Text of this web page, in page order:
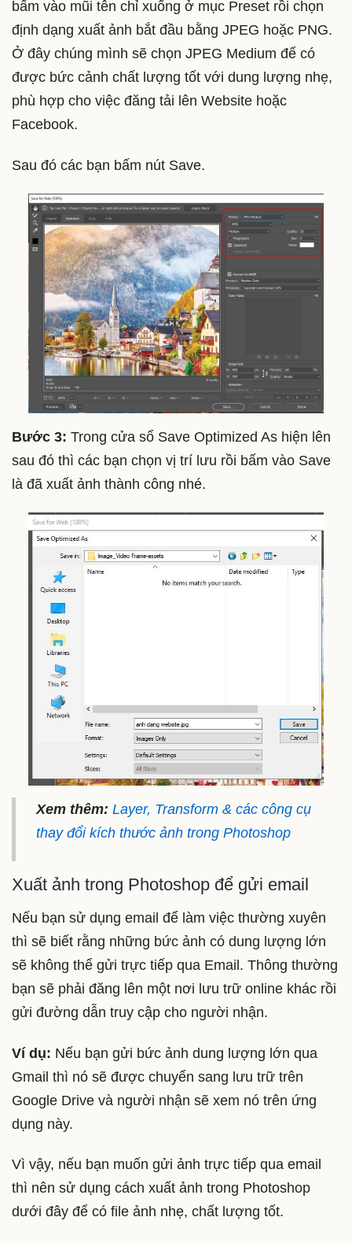
bấm vào mũi tên chỉ xuống ở mục Preset rồi chọn
định dạng xuất ảnh bắt đầu bằng JPEG hoặc PNG.
Ở đây chúng mình sẽ chọn JPEG Medium để có
được bức cảnh chất lượng tốt với dung lượng nhẹ,
phù hợp cho việc đăng tải lên Website hoặc
Facebook.
Sau đó các bạn bấm nút Save.
Bước 3: Trong cửa sổ Save Optimized As hiện lên
sau đó thì các bạn chọn vị trí lưu rồi bấm vào Save
là đã xuất ảnh thành công nhé.
Xem thêm: Layer, Transform & các công cụ
thay đổi kích thước ảnh trong Photoshop
Xuất ảnh trong Photoshop để gửi email
Nếu bạn sử dụng email để làm việc thường xuyên
thì sẽ biết rằng những bức ảnh có dung lượng lớn
sẽ không thể gửi trực tiếp qua Email. Thông thường
bạn sẽ phải đăng lên một nơi lưu trữ online khác rồi
gửi đường dẫn truy cập cho người nhận.
Ví dụ: Nếu bạn gửi bức ảnh dung lượng lớn qua
Gmail thì nó sẽ được chuyển sang lưu trữ trên
Google Drive và người nhận sẽ xem nó trên ứng
dụng này.
Vì vậy, nếu bạn muốn gửi ảnh trực tiếp qua email
thì nên sử dụng cách xuất ảnh trong Photoshop
dưới đây để có file ảnh nhẹ, chất lượng tốt.